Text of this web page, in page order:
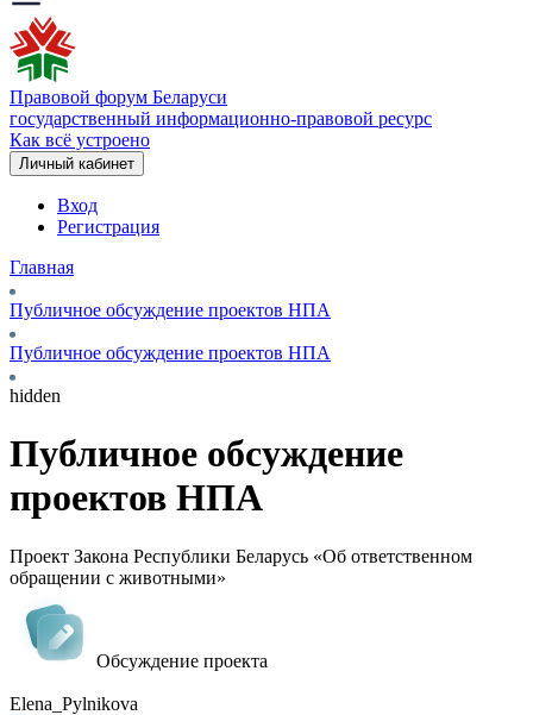
Правовой форум Беларуси
государственный информационно-правовой ресурс
Как всё устроено
Личный кабинет
Вход
Регистрация
Главная
Публичное обсуждение проектов НПА
Публичное обсуждение проектов НПА
hidden
Публичное обсуждение
проектов НПА
Проект Закона Республики Беларусь «Об ответственном
обращении с животными»
Обсуждение проекта
Elena_Pylnikova